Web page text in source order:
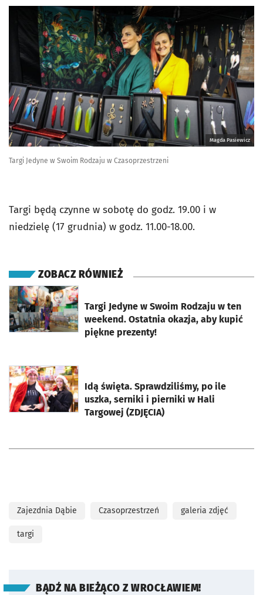
Magda Pasiewicz
Targi Jedyne w Swoim Rodzaju w Czasoprzestrzeni
Targi będą czynne w sobotę do godz. 19.00 i w
niedzielę (17 grudnia) w godz. 11.00-18.00.
ZOBACZ RÓWNIEŻ
Targi Jedyne w Swoim Rodzaju w ten
weekend. Ostatnia okazja, aby kupić
piękne prezenty!
otworzy się w nowej karcie
Idą święta. Sprawdziliśmy, po ile
uszka, serniki i pierniki w Hali
Targowej (ZDJĘCIA)
otworzy się w nowej karcie
Zajezdnia Dąbie Czasoprzestrzeń galeria zdjęć
targi
BĄDŹ NA BIEŻĄCO Z WROCŁAWIEM!